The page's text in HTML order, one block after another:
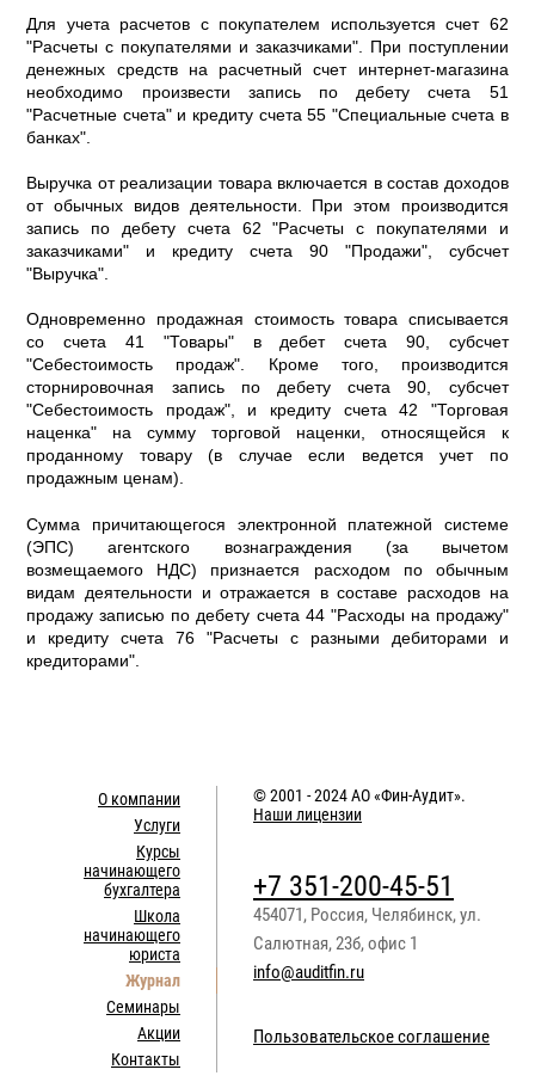
Для учета расчетов с покупателем используется счет 62
"Расчеты с покупателями и заказчиками". При поступлении
денежных средств на расчетный счет интернет-магазина
необходимо произвести запись по дебету счета 51
"Расчетные счета" и кредиту счета 55 "Специальные счета в
банках".
Выручка от реализации товара включается в состав доходов
от обычных видов деятельности. При этом производится
запись по дебету счета 62 "Расчеты с покупателями и
заказчиками" и кредиту счета 90 "Продажи", субсчет
"Выручка".
Одновременно продажная стоимость товара списывается
со счета 41 "Товары" в дебет счета 90, субсчет
"Себестоимость продаж". Кроме того, производится
сторнировочная запись по дебету счета 90, субсчет
"Себестоимость продаж", и кредиту счета 42 "Торговая
наценка" на сумму торговой наценки, относящейся к
проданному товару (в случае если ведется учет по
продажным ценам).
Сумма причитающегося электронной платежной системе
(ЭПС) агентского вознаграждения (за вычетом
возмещаемого НДС) признается расходом по обычным
видам деятельности и отражается в составе расходов на
продажу записью по дебету счета 44 "Расходы на продажу"
и кредиту счета 76 "Расчеты с разными дебиторами и
кредиторами".
О компании
Услуги
Курсы
начинающего
бухгалтера
Школа
начинающего
юриста
Журнал
Семинары
Акции
Контакты
© 2001 - 2024АО «Фин-Аудит».
Наши лицензии
+7 351-200-45-51
454071, Россия, Челябинск,ул.
Салютная, 23б, офис 1
info@auditfin.ru
Пользовательское соглашение